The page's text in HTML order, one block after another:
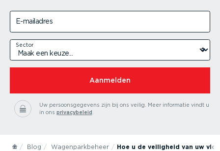
E-mailadres
Sector
Aanmelden
Uw persoonsgegevens zijn bij ons veilig. Meer informatie vindt u
in ons privacybeleid .
Blog Wagenparkbeheer Hoe u de veiligheid van uw